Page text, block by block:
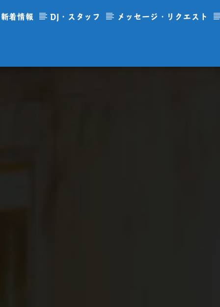
新着情報 DJ・スタッフ メッセージ・リクエスト